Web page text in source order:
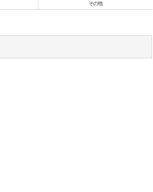
その他